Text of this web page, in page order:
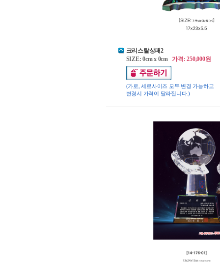
크리스탈상패2
SIZE: 0cm x 0cm가격: 250,000원
(가로, 세로사이즈 모두 변경 가능하고
변경시 가격이 달라집니다.)